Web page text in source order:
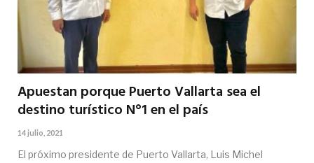
Apuestan porque Puerto Vallarta sea el
destino turístico N°1 en el país
14 julio, 2021
El próximo presidente de Puerto Vallarta, Luis Michel